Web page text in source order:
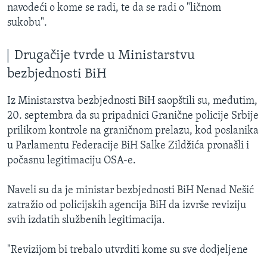
navodeći o kome se radi, te da se radi o "ličnom
sukobu".
Drugačije tvrde u Ministarstvu
bezbjednosti BiH
Iz Ministarstva bezbjednosti BiH saopštili su, međutim,
20. septembra da su pripadnici Granične policije Srbije
prilikom kontrole na graničnom prelazu, kod poslanika
u Parlamentu Federacije BiH Salke Zildžića pronašli i
počasnu legitimaciju OSA-e.
Naveli su da je ministar bezbjednosti BiH Nenad Nešić
zatražio od policijskih agencija BiH da izvrše reviziju
svih izdatih službenih legitimacija.
"Revizijom bi trebalo utvrditi kome su sve dodjeljene